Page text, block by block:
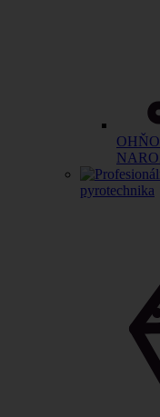
pyrotechnika